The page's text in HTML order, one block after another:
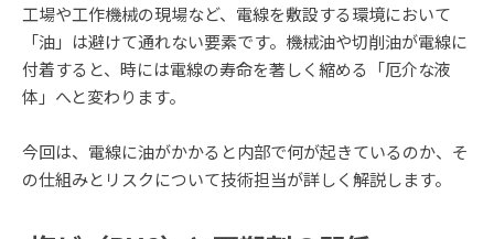
工場や工作機械の現場など、電線を敷設する環境において
「油」は避けて通れない要素です。機械油や切削油が電線に
付着すると、時には電線の寿命を著しく縮める「厄介な液
体」へと変わります。
今回は、電線に油がかかると内部で何が起きているのか、そ
の仕組みとリスクについて技術担当が詳しく解説します。